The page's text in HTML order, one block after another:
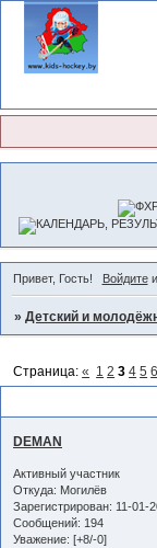
Привет, Гость! Войдите
»Детский и
Страница:« 1 2 3 4 5 6
DEMAN
Активный участник
Откуда: Могилёв
Зарегистрирован: 11-01-
Сообщений: 194
Уважение: [+8/-0]